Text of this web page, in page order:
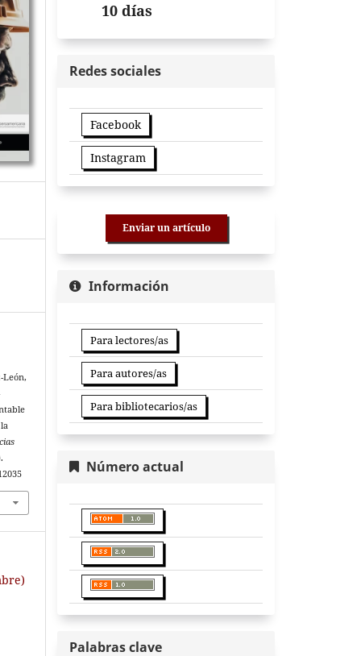
León,
10 días
Redes sociales
Facebook
Instagram
Enviar un artículo
Información
Para lectores/as
Para autores/as
Para bibliotecarios/as
Número actual
Palabras clave